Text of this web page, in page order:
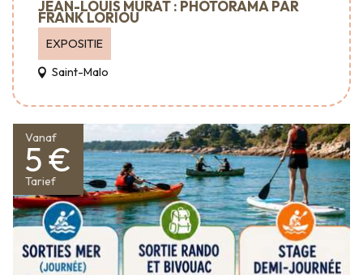
JEAN-LOUIS MURAT : PHOTORAMA PAR
FRANK LORIOU
EXPOSITIE
Saint-Malo
Vanaf
5 €
Tarief